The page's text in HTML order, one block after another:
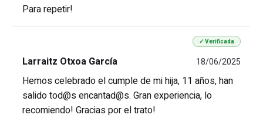
Para repetir!
✓ Verificada
Larraitz Otxoa García 18/06/2025
Hemos celebrado el cumple de mi hija, 11 años, han
salido tod@s encantad@s. Gran experiencia, lo
recomiendo! Gracias por el trato!